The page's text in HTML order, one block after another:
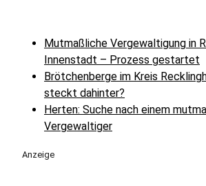
Mutmaßliche Vergewaltigung in
Innenstadt – Prozess gestartet
Brötchenberge im Kreis
steckt dahinter?
Herten: Suche nach einem
Vergewaltiger
Anzeige